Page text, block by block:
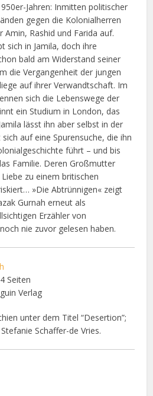
Jahren: Inmitten politischer
gegen die Kolonialherren
Amin, Rashid und Farida auf.
sich in Jamila, doch ihre
bald am Widerstand seiner
die Vergangenheit der jungen
auf ihrer Verwandtschaft. Im
sich die Lebenswege der
ein Studium in London, das
lässt ihn aber selbst in der
auf eine Spurensuche, die ihn
führt – und bis
Familie. Deren Großmutter
zu einem britischen
»Die Abtrünnigen« zeigt
Gurnah erneut als
Erzähler von
nie zuvor gelesen haben.
Seiten
Verlag
unter dem Titel “Desertion”;
Schaffer-de Vries.